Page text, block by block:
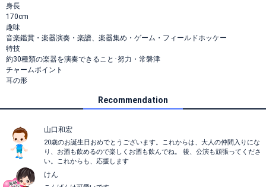
身長
170cm
趣味
音楽鑑賞・楽器演奏・楽譜、楽器集め・ゲーム・フィールドホッケー
特技
約30種類の楽器を演奏できること･努力・常磐津
チャームポイント
耳の形
Recommendation
山口和宏
20歳のお誕生日おめでとうございます。これからは、大人の仲間入りにな
り、お酒も飲めるので楽しくお酒も飲んでね。 後、公演も頑張ってくださ
い。これからも、応援します
けん